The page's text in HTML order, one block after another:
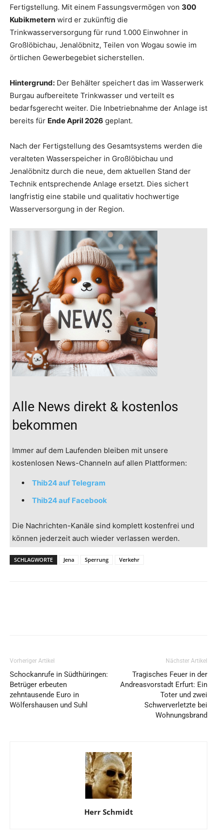
Fertigstellung. Mit einem Fassungsvermögen von 300
Kubikmetern wird er zukünftig die
Trinkwasserversorgung für rund 1.000 Einwohner in
Großlöbichau, Jenalöbnitz, Teilen von Wogau sowie im
örtlichen Gewerbegebiet sicherstellen.
Hintergrund: Der Behälter speichert das im Wasserwerk
Burgau aufbereitete Trinkwasser und verteilt es
bedarfsgerecht weiter. Die Inbetriebnahme der Anlage ist
bereits für Ende April 2026 geplant.
Nach der Fertigstellung des Gesamtsystems werden die
veralteten Wasserspeicher in Großlöbichau und
Jenalöbnitz durch die neue, dem aktuellen Stand der
Technik entsprechende Anlage ersetzt. Dies sichert
langfristig eine stabile und qualitativ hochwertige
Wasserversorgung in der Region.
Alle News direkt & kostenlos
bekommen
Immer auf dem Laufenden bleiben mit unsere
kostenlosen News-Channeln auf allen Plattformen:
Thib24 auf Telegram
Thib24 auf Facebook
Die Nachrichten-Kanäle sind komplett kostenfrei und
können jederzeit auch wieder verlassen werden.
SCHLAGWORTE Jena Sperrung Verkehr
Vorheriger Artikel
Schockanrufe in Südthüringen:
Betrüger erbeuten
zehntausende Euro in
Wölfershausen und Suhl
Nächster Artikel
Tragisches Feuer in der
Andreasvorstadt Erfurt: Ein
Toter und zwei
Schwerverletzte bei
Wohnungsbrand
Herr Schmidt